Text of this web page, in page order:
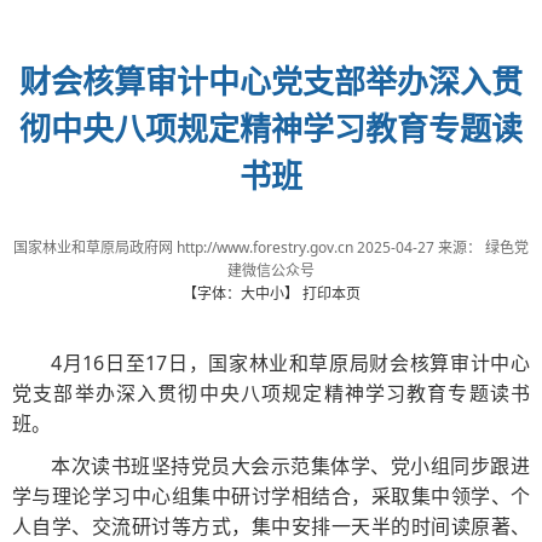
财会核算审计中心党支部举办深入贯
彻中央八项规定精神学习教育专题读
书班
国家林业和草原局政府网 http://www.forestry.gov.cn2025-04-27来源： 绿色党
建微信公众号
【字体： 大中小】 打印本页
4月16日至17日，国家林业和草原局财会核算审计中心
党支部举办深入贯彻中央八项规定精神学习教育专题读书
班。
本次读书班坚持党员大会示范集体学、党小组同步跟进
学与理论学习中心组集中研讨学相结合，采取集中领学、个
人自学、交流研讨等方式，集中安排一天半的时间读原著、